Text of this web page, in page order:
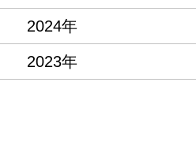
2024年
2023年